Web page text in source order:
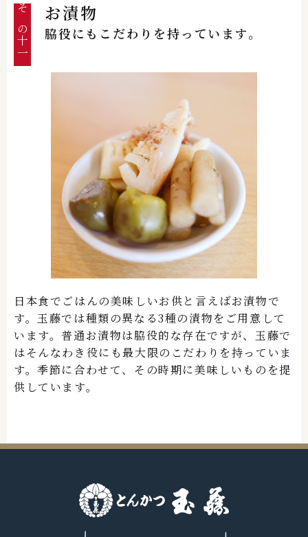
その十一 お漬物
脇役にもこだわりを持っています。
日本食でごはんの美味しいお供と言えばお漬物で
す。玉藤では種類の異なる3種の漬物をご用意して
います。普通お漬物は脇役的な存在ですが、玉藤で
はそんなわき役にも最大限のこだわりを持っていま
す。季節に合わせて、その時期に美味しいものを提
供しています。